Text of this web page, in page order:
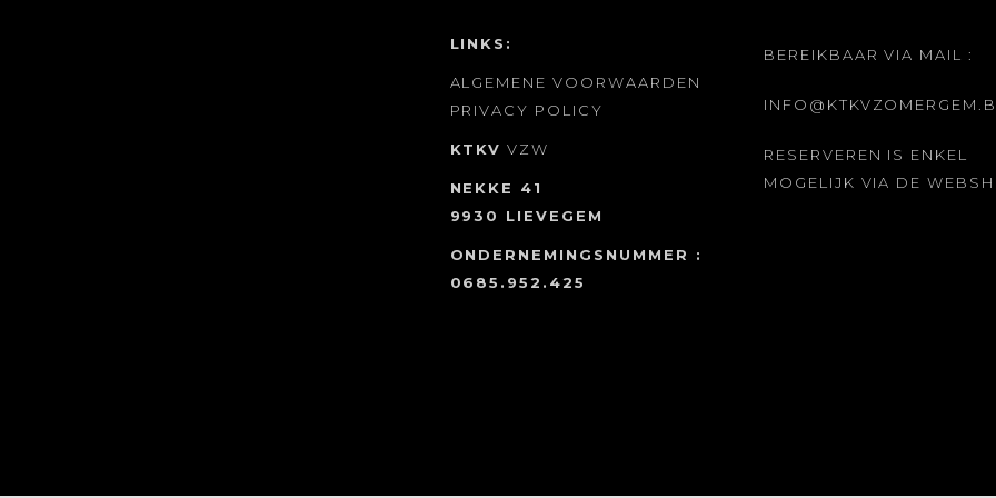
LINKS:
ALGEMENE VOORWAARDEN
PRIVACY POLICY
KTKV VZW
NEKKE 41
9930 LIEVEGEM
ONDERNEMINGSNUMMER :
0685.952.425
BEREIKBAAR VIA MAIL :
RESERVEREN IS ENKEL
MOGELIJK VIA DE